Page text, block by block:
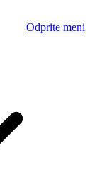
Odprite meni